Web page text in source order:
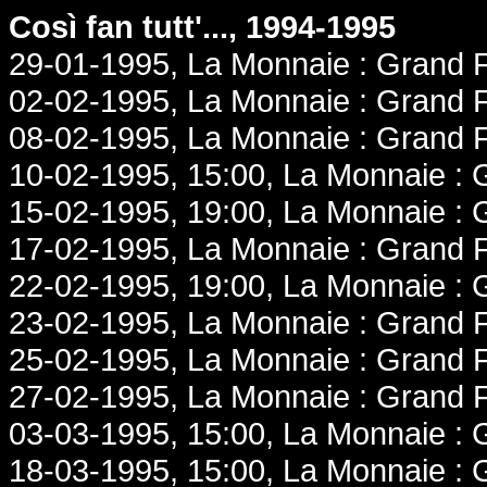
Così fan tutt'..., 1994-1995
29-01-1995, La Monnaie : Grand
02-02-1995, La Monnaie : Grand
08-02-1995, La Monnaie : Grand
10-02-1995, 15:00, La Monnaie :
15-02-1995, 19:00, La Monnaie :
17-02-1995, La Monnaie : Grand
22-02-1995, 19:00, La Monnaie :
23-02-1995, La Monnaie : Grand
25-02-1995, La Monnaie : Grand
27-02-1995, La Monnaie : Grand
03-03-1995, 15:00, La Monnaie :
18-03-1995, 15:00, La Monnaie :